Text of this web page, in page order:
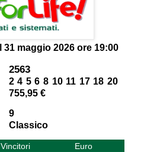
31 maggio 2026 ore 19:00
2563
2 4 5 6 8 10 11 17 18 20
755,95 €
9
Classico
Vincitori
Euro